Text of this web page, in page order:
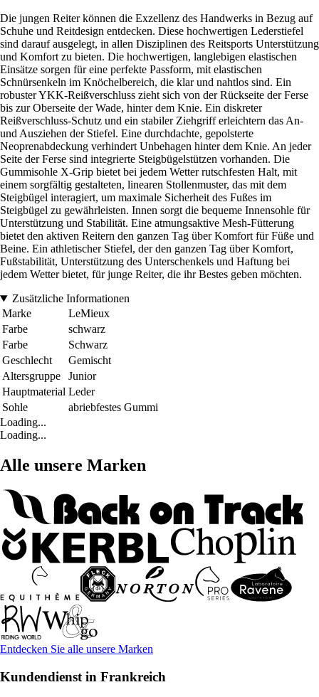
Die jungen Reiter können die Exzellenz des Handwerks in Bezug auf
Schuhe und Reitdesign entdecken. Diese hochwertigen Lederstiefel
sind darauf ausgelegt, in allen Disziplinen des Reitsports Unterstützung
und Komfort zu bieten. Die hochwertigen, langlebigen elastischen
Einsätze sorgen für eine perfekte Passform, mit elastischen
Schnürsenkeln im Knöchelbereich, die klar und nahtlos sind. Ein
robuster YKK-Reißverschluss zieht sich von der Rückseite der Ferse
bis zur Oberseite der Wade, hinter dem Knie. Ein diskreter
Reißverschluss-Schutz und ein stabiler Ziehgriff erleichtern das An-
und Ausziehen der Stiefel. Eine durchdachte, gepolsterte
Neoprenabdeckung verhindert Unbehagen hinter dem Knie. An jeder
Seite der Ferse sind integrierte Steigbügelstützen vorhanden. Die
Gummisohle X-Grip bietet bei jedem Wetter rutschfesten Halt, mit
einem sorgfältig gestalteten, linearen Stollenmuster, das mit dem
Steigbügel interagiert, um maximale Sicherheit des Fußes im
Steigbügel zu gewährleisten. Innen sorgt die bequeme Innensohle für
Unterstützung und Stabilität. Eine atmungsaktive Mesh-Fütterung
bietet den aktiven Reitern den ganzen Tag über Komfort für Füße und
Beine. Ein athletischer Stiefel, der den ganzen Tag über Komfort,
Fußstabilität, Unterstützung des Unterschenkels und Haftung bei
jedem Wetter bietet, für junge Reiter, die ihr Bestes geben möchten.
Zusätzliche Informationen
Marke
LeMieux
Farbe
schwarz
Farbe
Schwarz
Geschlecht
Gemischt
Altersgruppe
Junior
Hauptmaterial Leder
Sohle
abriebfestes Gummi
Loading...
Loading...
Alle unsere Marken
Entdecken Sie alle unsere Marken
Kundendienst in Frankreich